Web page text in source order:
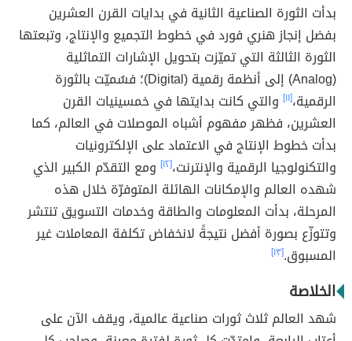
بدأت الثورة الصناعية الثانية في بدايات القرن العشرين
بفضل إنجاز هنري فورد في خطوط التجميع والإنتاج، وتبعتها
الثورة الثالثة التي تميّزت بتحويل الإشارات التماثلية
(Analog) إلى أنظمة رقمية (Digital)؛ فسُميّت بالثورة
الرقمية،[١١]
والتي كانت بدايتها في خمسينيات القرن
العشرين، فظهر مفهوم أشباه الموصلات في العالم، كما
بدأت خطوط الإنتاج في الاعتماد على الإلكترونيات
والتكنولوجيا الرقمية والإنترنت،[١٢]
ومع التقدّم الكبير الذي
شهده العالم والإمكانات الهائلة المتوفرّة خلال هذه
المرحلة، بدأت المعلومات والطاقة وخدمات التسويق تنتشر
وتتوزّع بصورة أفضل نتيجةً لانخفاض تكلفة المعاملات غير
المسبوق.[١٣]
الخلاصة
شهد العالم ثلاث ثورات صناعية عالمية، ويقف الآن على